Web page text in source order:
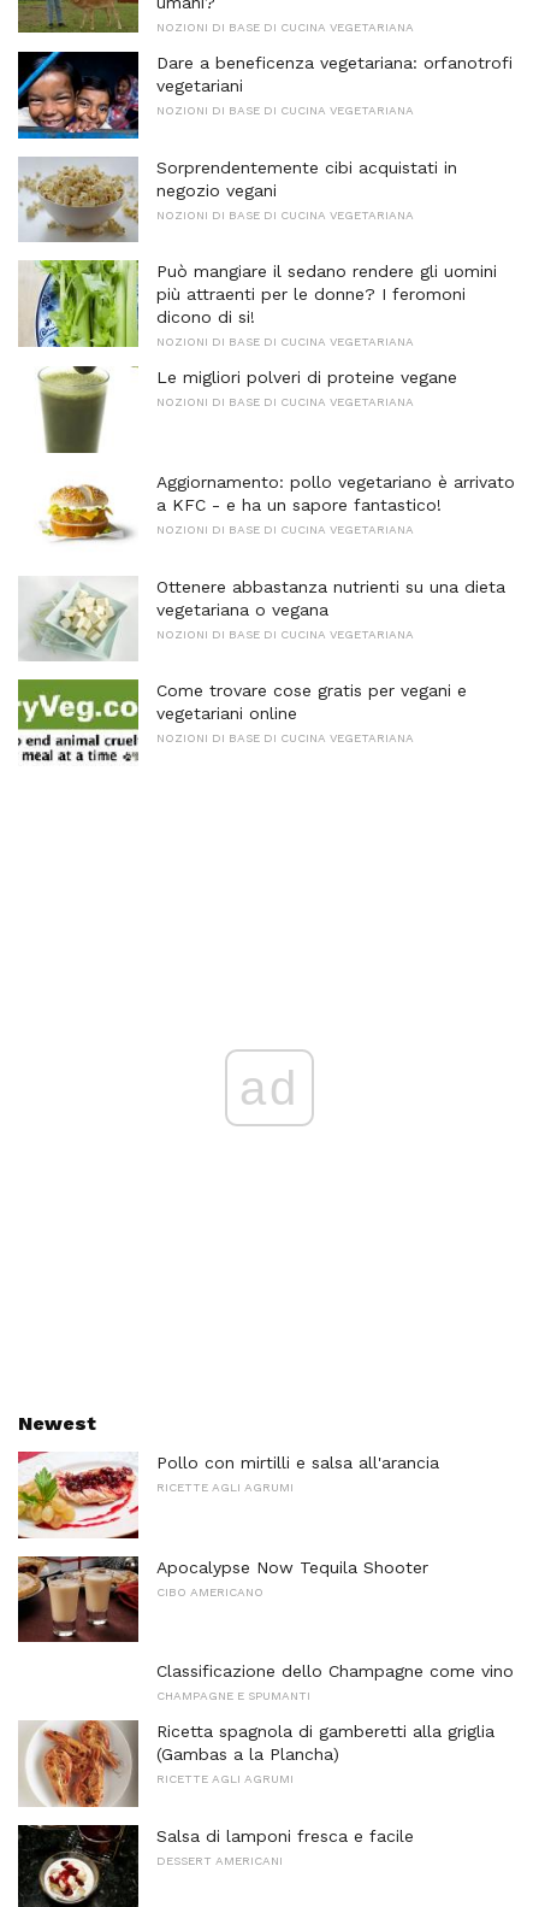
NOZIONI DI BASE DI CUCINA VEGETARIANA
Dare a beneficenza vegetariana: orfanotrofi
vegetariani
NOZIONI DI BASE DI CUCINA VEGETARIANA
Sorprendentemente cibi acquistati in
negozio vegani
NOZIONI DI BASE DI CUCINA VEGETARIANA
Può mangiare il sedano rendere gli uomini
più attraenti per le donne? I feromoni
dicono di si!
NOZIONI DI BASE DI CUCINA VEGETARIANA
Le migliori polveri di proteine ​​vegane
NOZIONI DI BASE DI CUCINA VEGETARIANA
Aggiornamento: pollo vegetariano è arrivato
a KFC - e ha un sapore fantastico!
NOZIONI DI BASE DI CUCINA VEGETARIANA
Ottenere abbastanza nutrienti su una dieta
vegetariana o vegana
NOZIONI DI BASE DI CUCINA VEGETARIANA
Come trovare cose gratis per vegani e
vegetariani online
NOZIONI DI BASE DI CUCINA VEGETARIANA
ad
Newest
Pollo con mirtilli e salsa all'arancia
RICETTE AGLI AGRUMI
Apocalypse Now Tequila Shooter
CIBO AMERICANO
Classificazione dello Champagne come vino
CHAMPAGNE E SPUMANTI
Ricetta spagnola di gamberetti alla griglia
(Gambas a la Plancha)
RICETTE AGLI AGRUMI
Salsa di lamponi fresca e facile
DESSERT AMERICANI